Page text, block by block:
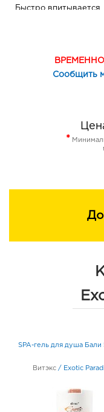
Быстро
Сообщить
*
SPA-гель для душа
Витэкс / Exotic